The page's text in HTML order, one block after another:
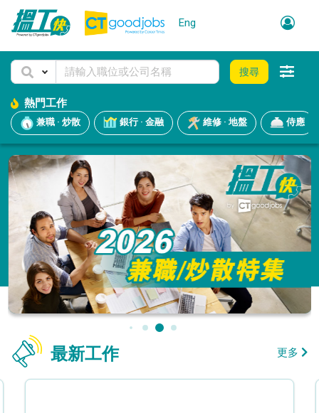
Eng
搜尋
熱門工作
兼職 · 炒散 銀行 · 金融 維修 · 地盤 侍應
最新工作 更多